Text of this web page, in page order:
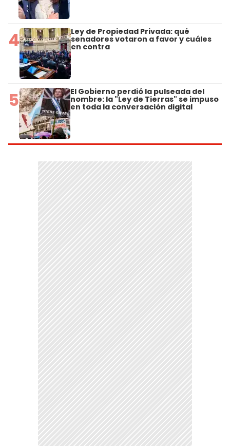
4 Ley de Propiedad Privada: qué
senadores votaron a favor y cuáles
en contra
5 El Gobierno perdió la pulseada del
nombre: la "Ley de Tierras" se impuso
en toda la conversación digital